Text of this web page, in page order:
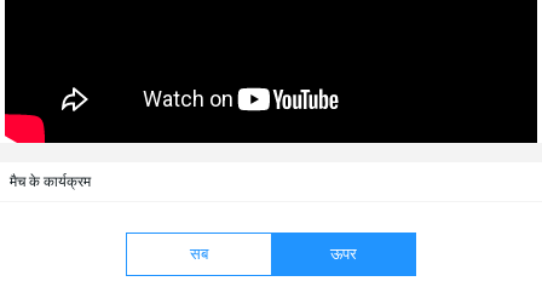
मैच के कार्यक्रम
सब ऊपर